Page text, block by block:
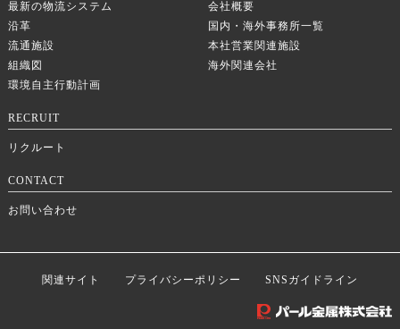
最新の物流システム
会社概要
沿革
国内・海外事務所一覧
流通施設
本社営業関連施設
組織図
海外関連会社
環境自主行動計画
RECRUIT
リクルート
CONTACT
お問い合わせ
関連サイト プライバシーポリシー SNSガイドライン